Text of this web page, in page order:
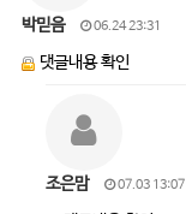
박믿음 06.24 23:31
댓글내용 확인
조은맘 07.03 13:07